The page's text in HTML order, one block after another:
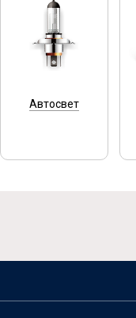
Автосвет